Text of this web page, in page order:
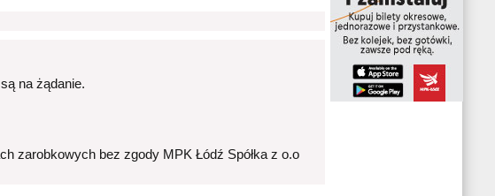
na żądanie.
zarobkowych bez zgody MPK Łódź Spółka z o.o